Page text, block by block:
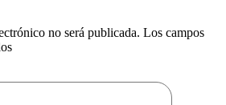
no será publicada. Los campos